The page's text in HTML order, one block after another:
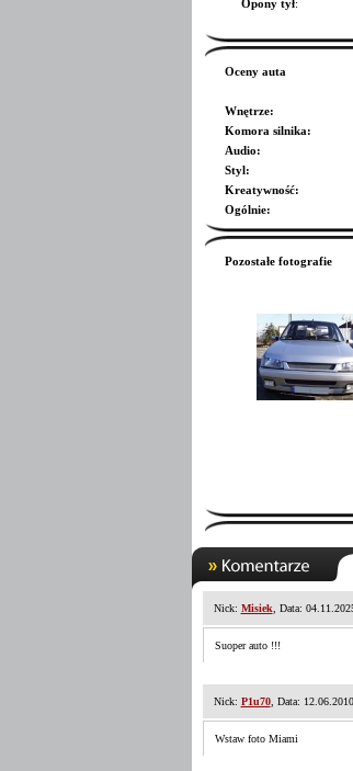
Opony tył:
Oceny auta
Wnętrze:
Komora silnika:
Audio:
Styl:
Kreatywność:
Ogólnie:
Pozostałe fotografie
Nick: Misiek , Data:
Suoper auto !!!
Nick: P1u70, Data:
Wstaw foto Miami